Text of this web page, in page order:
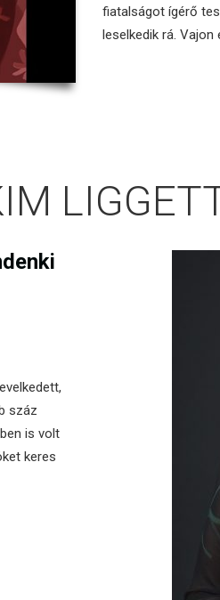
fiatalságot ígérő
leselkedik rá. Vajon
száz
is volt
keres